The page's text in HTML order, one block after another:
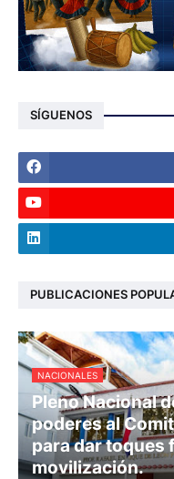
SÍGUENOS
PUBLICACIONES
NACIONALES
Pleno Nacional
poderes al
para dar toques
movilización.